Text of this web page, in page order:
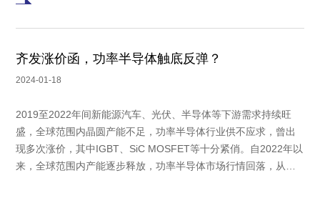
齐发涨价函，功率半导体触底反弹？
2024-01-18
2019至2022年间新能源汽车、光伏、半导体等下游需求持续旺
盛，全球范围内晶圆产能不足，功率半导体行业供不应求，曾出
现多次涨价，其中IGBT、SiC MOSFET等十分紧俏。自2022年以
来，全球范围内产能逐步释放，功率半导体市场行情回落，从二